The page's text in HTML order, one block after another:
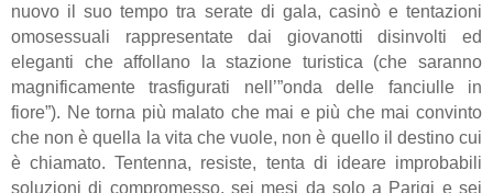
nuovo il suo tempo tra serate di gala, casinò e tentazioni
omosessuali rappresentate dai giovanotti disinvolti ed
eleganti che affollano la stazione turistica (che saranno
magnificamente trasfigurati nell’”onda delle fanciulle in
fiore”). Ne torna più malato che mai e più che mai convinto
che non è quella la vita che vuole, non è quello il destino cui
è chiamato. Tentenna, resiste, tenta di ideare improbabili
soluzioni di compromesso, sei mesi da solo a Parigi e sei